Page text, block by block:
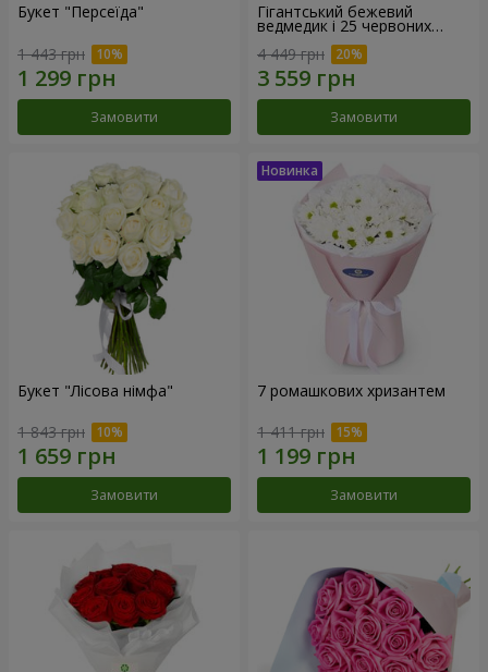
Букет "Персеїда"
1 443 грн
Замовити
Гігантський бежевий
ведмедик і 25 червоних
троянд
4 449 грн
Замовити
Букет "Лісова німфа"
1 843 грн
Замовити
7 ромашкових хризантем
1 411 грн
Замовити